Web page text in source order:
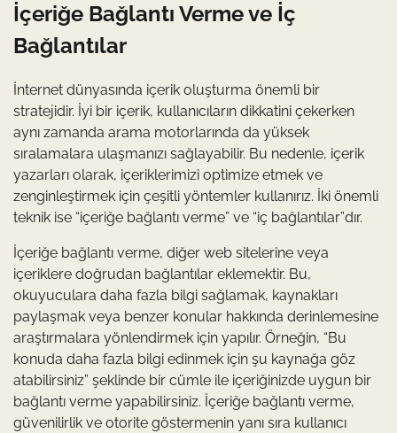
İçeriğe Bağlantı Verme ve İç
Bağlantılar
İnternet dünyasında içerik oluşturma önemli bir
stratejidir. İyi bir içerik, kullanıcıların dikkatini çekerken
aynı zamanda arama motorlarında da yüksek
sıralamalara ulaşmanızı sağlayabilir. Bu nedenle, içerik
yazarları olarak, içeriklerimizi optimize etmek ve
zenginleştirmek için çeşitli yöntemler kullanırız. İki önemli
teknik ise “içeriğe bağlantı verme” ve “iç bağlantılar”dır.
İçeriğe bağlantı verme, diğer web sitelerine veya
içeriklere doğrudan bağlantılar eklemektir. Bu,
okuyuculara daha fazla bilgi sağlamak, kaynakları
paylaşmak veya benzer konular hakkında derinlemesine
araştırmalara yönlendirmek için yapılır. Örneğin, “Bu
konuda daha fazla bilgi edinmek için şu kaynağa göz
atabilirsiniz” şeklinde bir cümle ile içeriğinizde uygun bir
bağlantı verme yapabilirsiniz. İçeriğe bağlantı verme,
güvenilirlik ve otorite göstermenin yanı sıra kullanıcı